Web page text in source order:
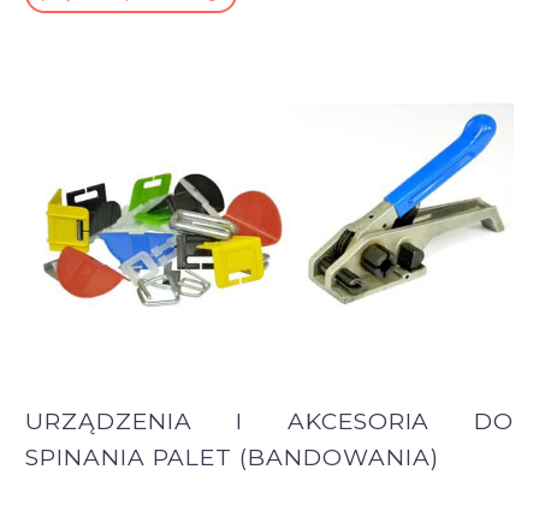
URZĄDZENIA I AKCESORIA DO
SPINANIA PALET (BANDOWANIA)